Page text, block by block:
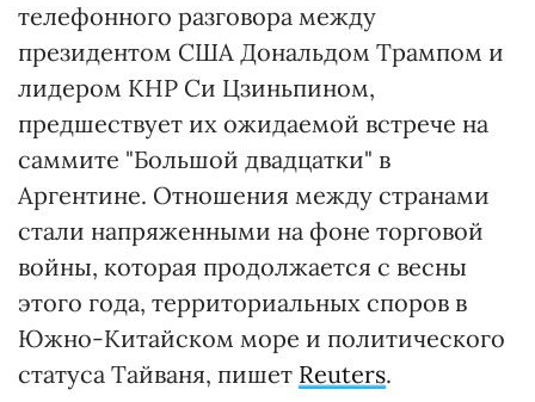
телефонного разговора между
президентом США Дональдом Трампом и
лидером КНР Си Цзиньпином,
предшествует их ожидаемой встрече на
саммите "Большой двадцатки" в
Аргентине. Отношения между странами
стали напряженными на фоне торговой
войны, которая продолжается с весны
этого года, территориальных споров в
Южно-Китайском море и политического
статуса Тайваня, пишет Reuters.